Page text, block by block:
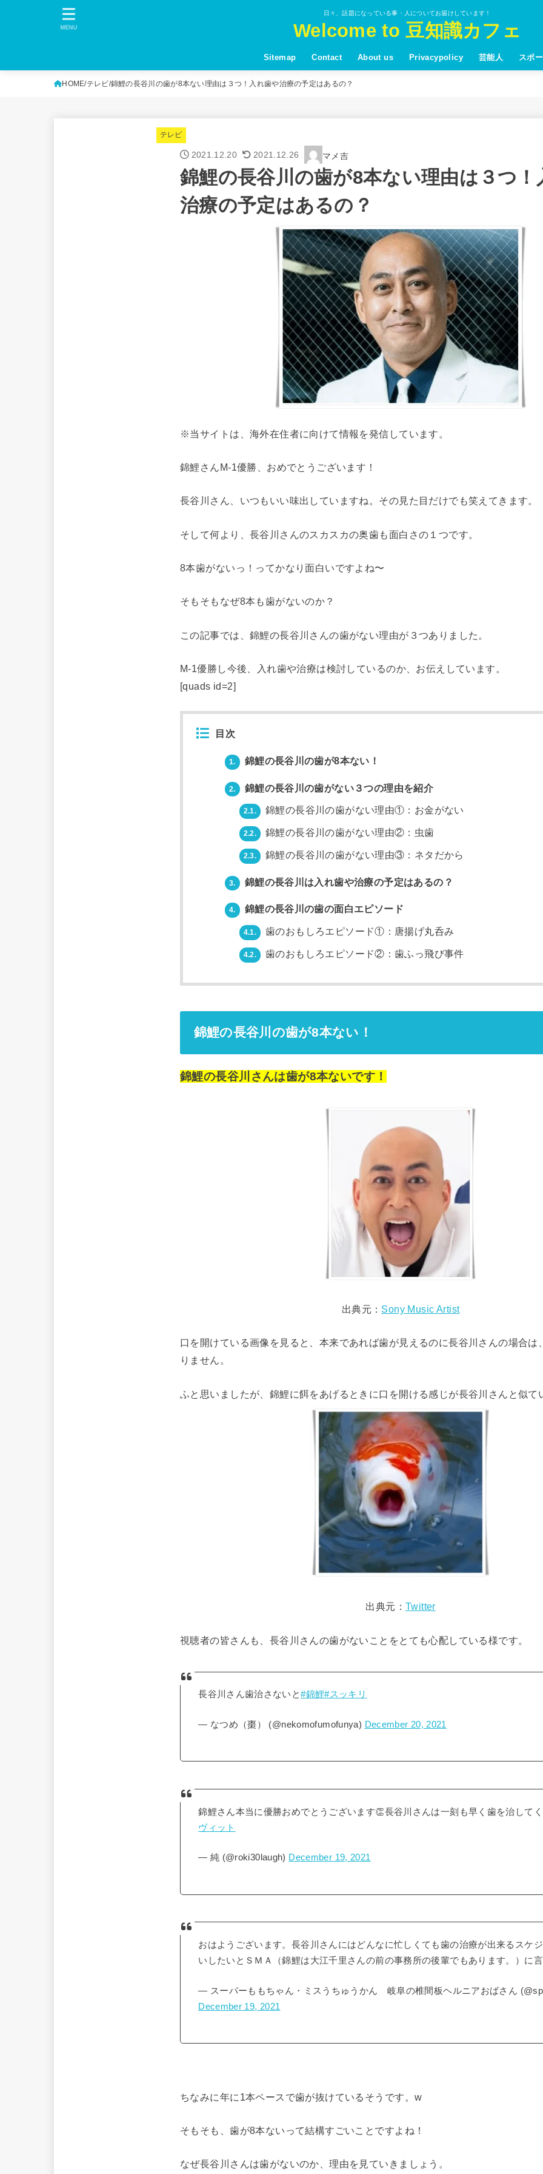
日々、話題になっている事・人についてお届けしています！
Welcome to 豆知識カフェ
Sitemap Contact About us Privacypolicy 芸能人 スポ
MENU
HOME テレビ 錦鯉の長谷川の歯が8本ない理由は３つ！入れ歯や治療の予定はあるの？
テレビ
2021.12.20 2021.12.26 マメ吉
錦鯉の長谷川の歯が8本ない理由は３つ！
治療の予定はあるの？
※当サイトは、海外在住者に向けて情報を発信しています。
錦鯉さんM-1優勝、おめでとうございます！
長谷川さん、いつもいい味出していますね。その見た目だけでも笑えてきます。
そして何より、長谷川さんのスカスカの奥歯も面白さの１つです。
8本歯がないっ！ってかなり面白いですよね〜
そもそもなぜ8本も歯がないのか？
この記事では、錦鯉の長谷川さんの歯がない理由が３つありました。
M-1優勝し今後、入れ歯や治療は検討しているのか、お伝えしています。
[quads id=2]
目次
1. 錦鯉の長谷川の歯が8本ない！
2. 錦鯉の長谷川の歯がない３つの理由を紹介
2.1. 錦鯉の長谷川の歯がない理由①：お金がない
2.2. 錦鯉の長谷川の歯がない理由②：虫歯
2.3. 錦鯉の長谷川の歯がない理由③：ネタだから
3. 錦鯉の長谷川は入れ歯や治療の予定はあるの？
4. 錦鯉の長谷川の歯の面白エピソード
4.1. 歯のおもしろエピソード①：唐揚げ丸呑み
4.2. 歯のおもしろエピソード②：歯ふっ飛び事件
錦鯉の長谷川の歯が8本ない！
錦鯉の長谷川さんは歯が8本ないです！
出典元： Sony Music Artist
口を開けている画像を見ると、本来であれば歯が見えるのに長谷川さんの場合は
りません。
ふと思いましたが、錦鯉に餌をあげるときに口を開ける感じが長谷川さんと似て
出典元： Twitter
視聴者の皆さんも、長谷川さんの歯がないことをとても心配している様です。
長谷川さん歯治さないと#錦鯉#スッキリ
— なつめ（棗） (@nekomofumofunya) December 20, 2021
錦鯉さん本当に優勝おめでとうございます👏長谷川さんは一刻も早く歯を治して
ヴィット
— 純 (@roki30laugh) December 19, 2021
おはようございます。長谷川さんにはどんなに忙しくても歯の治療が出来るスケ
いしたいとＳＭＡ（錦鯉は大江千里さんの前の事務所の後輩でもあります。）に言
— スーパーももちゃん・ミスうちゅうかん 岐阜の椎間板ヘルニアおばさん
December 19, 2021
ちなみに年に1本ペースで歯が抜けているそうです。w
そもそも、歯が8本ないって結構すごいことですよね！
なぜ長谷川さんは歯がないのか、理由を見ていきましょう。